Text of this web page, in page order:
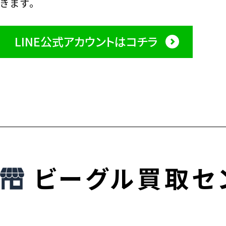
きます。
LINE公式アカウントはコチラ
ビーグル買取セ